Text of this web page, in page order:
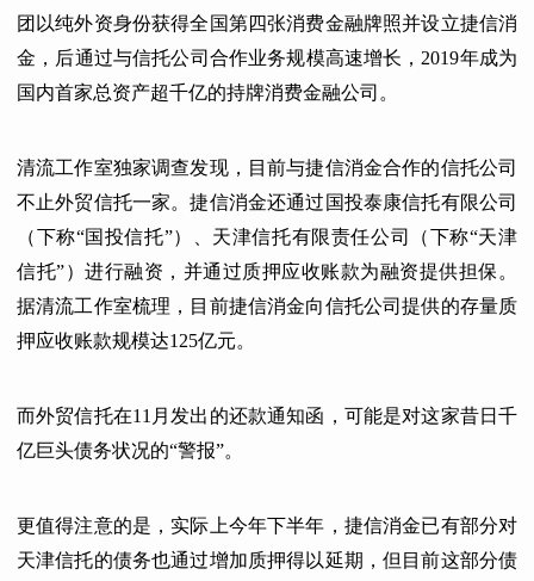
团以纯外资身份获得全国第四张消费金融牌照并设立捷信消
金，后通过与信托公司合作业务规模高速增长，2019年成为
国内首家总资产超千亿的持牌消费金融公司。
清流工作室独家调查发现，目前与捷信消金合作的信托公司
不止外贸信托一家。捷信消金还通过国投泰康信托有限公司
（下称“国投信托”）、天津信托有限责任公司（下称“天津
信托”）进行融资，并通过质押应收账款为融资提供担保。
据清流工作室梳理，目前捷信消金向信托公司提供的存量质
押应收账款规模达125亿元。
而外贸信托在11月发出的还款通知函，可能是对这家昔日千
亿巨头债务状况的“警报”。
更值得注意的是，实际上今年下半年，捷信消金已有部分对
天津信托的债务也通过增加质押得以延期，但目前这部分债